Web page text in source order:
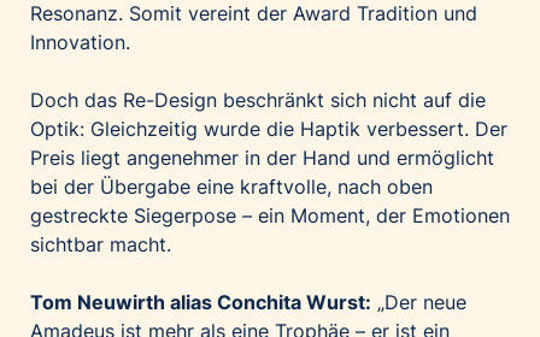
Resonanz. Somit vereint der Award Tradition und
Innovation.
Doch das Re-Design beschränkt sich nicht auf die
Optik: Gleichzeitig wurde die Haptik verbessert. Der
Preis liegt angenehmer in der Hand und ermöglicht
bei der Übergabe eine kraftvolle, nach oben
gestreckte Siegerpose – ein Moment, der Emotionen
sichtbar macht.
Tom Neuwirth alias Conchita Wurst: „Der neue
Amadeus ist mehr als eine Trophäe – er ist ein